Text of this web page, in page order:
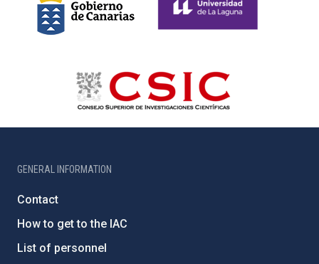
GENERAL INFORMATION
Contact
How to get to the IAC
List of personnel